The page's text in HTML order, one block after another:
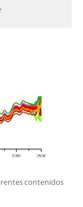
contenidos